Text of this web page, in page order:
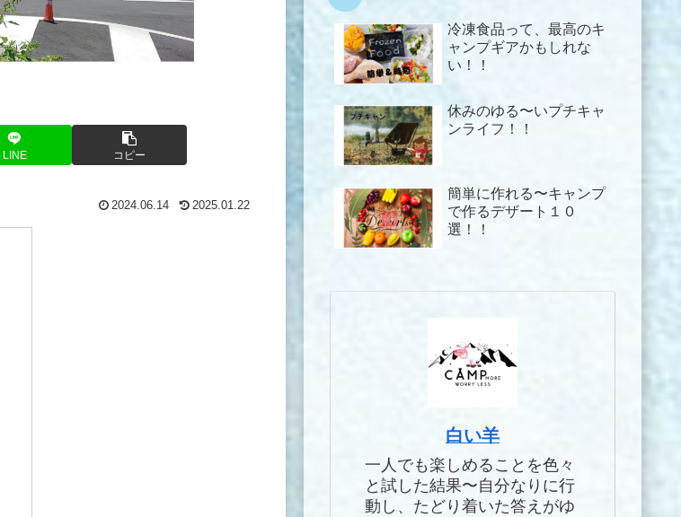
LINE コピー
2024.06.14 2025.01.22
冷凍食品って、最高のキ
ャンプギアかもしれな
い！！
休みのゆる〜いプチキャ
ンライフ！！
簡単に作れる〜キャンプ
で作るデザート１０
選！！
白い羊
一人でも楽しめることを色々
と試した結果〜自分なりに行
動し、たどり着いた答えがゆ